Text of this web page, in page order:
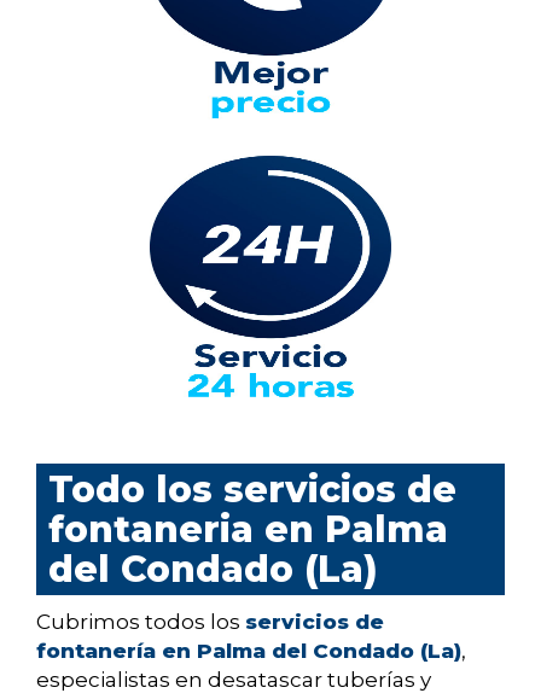
Todo los servicios de
fontaneria en Palma
del Condado (La)
Cubrimos todos los servicios de
fontanería en Palma del Condado (La),
especialistas en desatascar tuberías y